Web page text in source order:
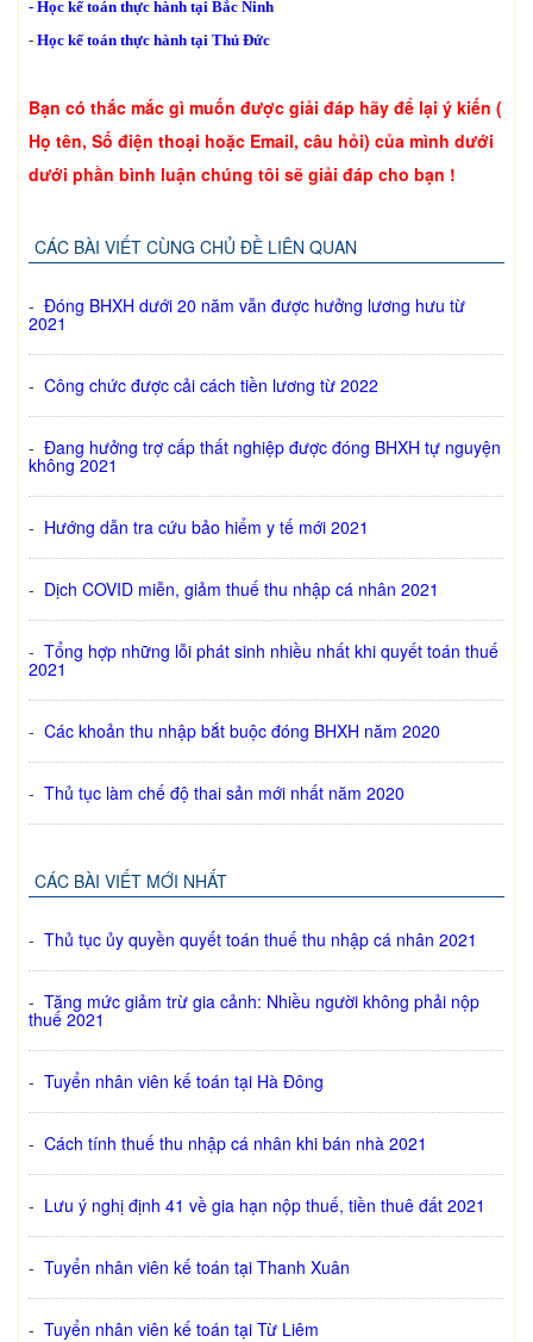
- Học kế toán thực hành tại Bắc Ninh
- Học kế toán thực hành tại Thủ Đức
Bạn có thắc mắc gì muốn được giải đáp hãy để lại ý kiến (
Họ tên, Số điện thoại hoặc Email, câu hỏi) của mình dưới
dưới phần bình luận chúng tôi sẽ giải đáp cho bạn !
CÁC BÀI VIẾT CÙNG CHỦ ĐỀ LIÊN QUAN
- Đóng BHXH dưới 20 năm vẫn được hưởng lương hưu từ
2021
- Công chức được cải cách tiền lương từ 2022
- Đang hưởng trợ cấp thất nghiệp được đóng BHXH tự nguyện
không 2021
- Hướng dẫn tra cứu bảo hiểm y tế mới 2021
- Dịch COVID miễn, giảm thuế thu nhập cá nhân 2021
- Tổng hợp những lỗi phát sinh nhiều nhất khi quyết toán thuế
2021
- Các khoản thu nhập bắt buộc đóng BHXH năm 2020
- Thủ tục làm chế độ thai sản mới nhất năm 2020
CÁC BÀI VIẾT MỚI NHẤT
- Thủ tục ủy quyền quyết toán thuế thu nhập cá nhân 2021
- Tăng mức giảm trừ gia cảnh: Nhiều người không phải nộp
thuế 2021
- Tuyển nhân viên kế toán tại Hà Đông
- Cách tính thuế thu nhập cá nhân khi bán nhà 2021
- Lưu ý nghị định 41 về gia hạn nộp thuế, tiền thuê đất 2021
- Tuyển nhân viên kế toán tại Thanh Xuân
- Tuyển nhân viên kế toán tại Từ Liêm